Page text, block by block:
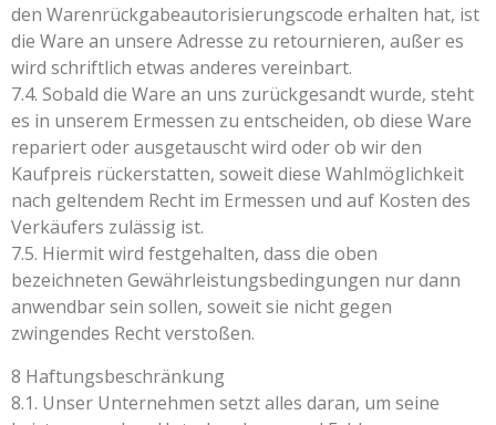
den Warenrückgabeautorisierungscode erhalten hat, ist
die Ware an unsere Adresse zu retournieren, außer es
wird schriftlich etwas anderes vereinbart.
7.4. Sobald die Ware an uns zurückgesandt wurde, steht
es in unserem Ermessen zu entscheiden, ob diese Ware
repariert oder ausgetauscht wird oder ob wir den
Kaufpreis rückerstatten, soweit diese Wahlmöglichkeit
nach geltendem Recht im Ermessen und auf Kosten des
Verkäufers zulässig ist.
7.5. Hiermit wird festgehalten, dass die oben
bezeichneten Gewährleistungsbedingungen nur dann
anwendbar sein sollen, soweit sie nicht gegen
zwingendes Recht verstoßen.
8 Haftungsbeschränkung
8.1. Unser Unternehmen setzt alles daran, um seine